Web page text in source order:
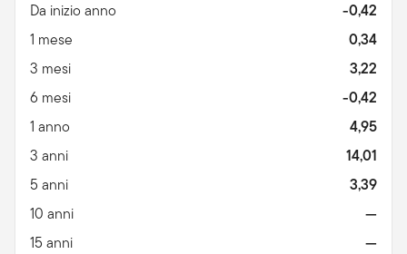
Da inizio anno
-0,42
1 mese
0,34
3 mesi
3,22
6 mesi
-0,42
1 anno
4,95
3 anni
14,01
5 anni
3,39
10 anni
—
15 anni
—